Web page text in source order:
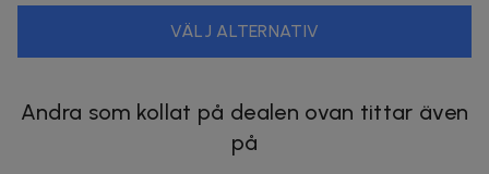
VÄLJ ALTERNATIV
Andra som kollat på dealen ovan tittar även
på